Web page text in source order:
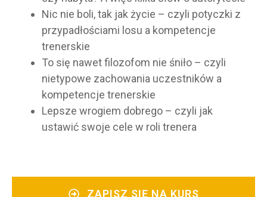
Nic nie boli, tak jak życie – czyli potyczki z
przypadłościami losu a kompetencje
trenerskie
To się nawet filozofom nie śniło – czyli
nietypowe zachowania uczestników a
kompetencje trenerskie
Lepsze wrogiem dobrego – czyli jak
ustawić swoje cele w roli trenera
ZAPISZ SIĘ NA KURS